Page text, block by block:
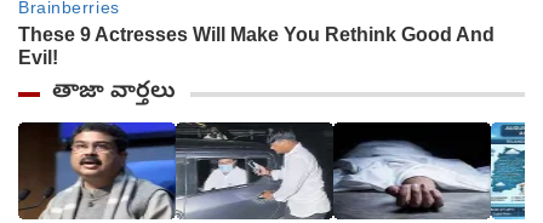
తాజా వార్తలు